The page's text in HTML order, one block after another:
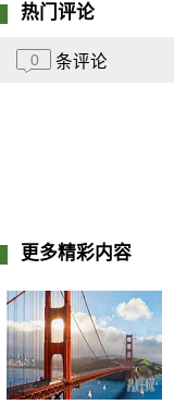
热门评论
0 条评论
更多精彩内容